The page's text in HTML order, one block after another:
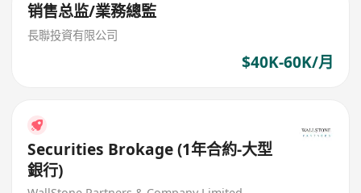
销售总监/業務總監
長聯投資有限公司
$40K-60K/月
Securities Brokage (1年合約-大型
銀行)